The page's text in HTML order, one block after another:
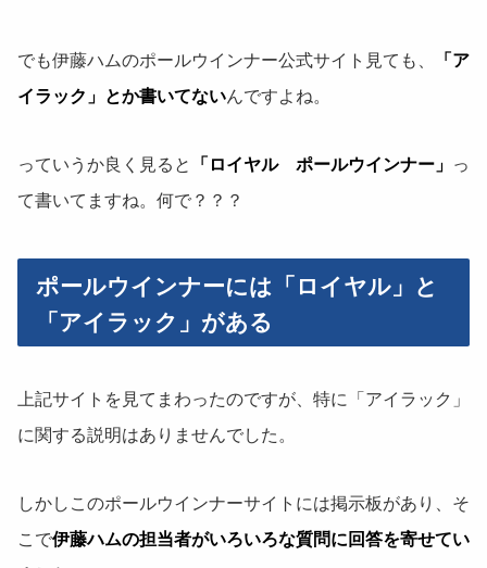
でも伊藤ハムのポールウインナー公式サイト見ても、
「ア
イラック」とか書いてないんですよね。
っていうか良く見ると 「ロイヤル ポールウインナー」 っ
て書いてますね。何で？？？
ポールウインナーには「ロイヤル」と
「アイラック」がある
上記サイトを見てまわったのですが、特に「アイラック」
に関する説明はありませんでした。
しかしこのポールウインナーサイトには掲示板があり、そ
こで伊藤ハムの担当者がいろいろな質問に回答を寄せてい